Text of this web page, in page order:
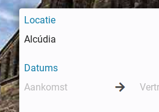
Locatie
Datums